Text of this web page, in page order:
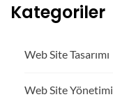
Kategoriler
Web Site Tasarımı
Web Site Yönetimi